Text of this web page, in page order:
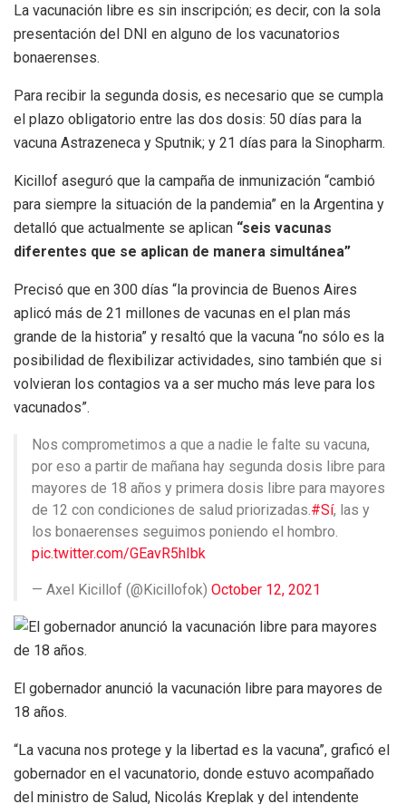
La vacunación libre es sin inscripción; es decir, con la sola
presentación del DNI en alguno de los vacunatorios
bonaerenses.
Para recibir la segunda dosis, es necesario que se cumpla
el plazo obligatorio entre las dos dosis: 50 días para la
vacuna Astrazeneca y Sputnik; y 21 días para la Sinopharm.
Kicillof aseguró que la campaña de inmunización “cambió
para siempre la situación de la pandemia” en la Argentina y
detalló que actualmente se aplican “seis vacunas
diferentes que se aplican de manera simultánea”
Precisó que en 300 días “la provincia de Buenos Aires
aplicó más de 21 millones de vacunas en el plan más
grande de la historia” y resaltó que la vacuna “no sólo es la
posibilidad de flexibilizar actividades, sino también que si
volvieran los contagios va a ser mucho más leve para los
vacunados”.
Nos comprometimos a que a nadie le falte su vacuna,
por eso a partir de mañana hay segunda dosis libre para
mayores de 18 años y primera dosis libre para mayores
de 12 con condiciones de salud priorizadas. #Sí, las y
los bonaerenses seguimos poniendo el hombro.
pic.twitter.com/GEavR5hIbk
— Axel Kicillof (@Kicillofok) October 12, 2021
El gobernador anunció la vacunación libre para mayores de
18 años.
“La vacuna nos protege y la libertad es la vacuna”, graficó el
gobernador en el vacunatorio, donde estuvo acompañado
del ministro de Salud, Nicolás Kreplak y del intendente